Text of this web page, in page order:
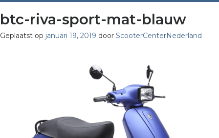
btc-riva-sport-mat-blauw
Geplaatst op januari 19, 2019 door ScooterCenterNederland